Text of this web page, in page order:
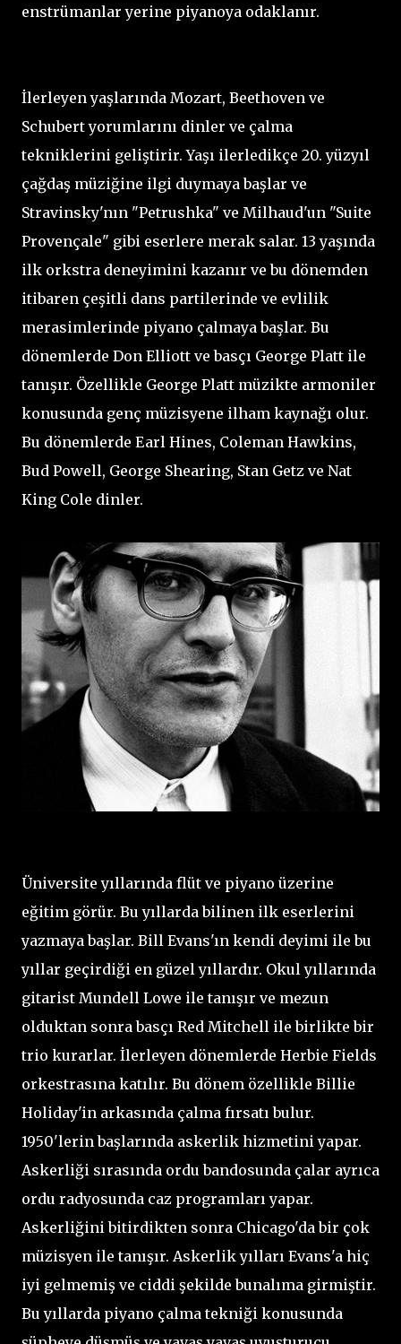
enstrümanlar yerine piyanoya odaklanır.
İlerleyen yaşlarında Mozart, Beethoven ve
Schubert yorumlarını dinler ve çalma
tekniklerini geliştirir. Yaşı ilerledikçe 20. yüzyıl
çağdaş müziğine ilgi duymaya başlar ve
Stravinsky'nın "Petrushka" ve Milhaud'un "Suite
Provençale" gibi eserlere merak salar. 13 yaşında
ilk orkstra deneyimini kazanır ve bu dönemden
itibaren çeşitli dans partilerinde ve evlilik
merasimlerinde piyano çalmaya başlar. Bu
dönemlerde Don Elliott ve basçı George Platt ile
tanışır. Özellikle George Platt müzikte armoniler
konusunda genç müzisyene ilham kaynağı olur.
Bu dönemlerde Earl Hines, Coleman Hawkins,
Bud Powell, George Shearing, Stan Getz ve Nat
King Cole dinler.
Üniversite yıllarında flüt ve piyano üzerine
eğitim görür. Bu yıllarda bilinen ilk eserlerini
yazmaya başlar. Bill Evans'ın kendi deyimi ile bu
yıllar geçirdiği en güzel yıllardır. Okul yıllarında
gitarist Mundell Lowe ile tanışır ve mezun
olduktan sonra basçı Red Mitchell ile birlikte bir
trio kurarlar. İlerleyen dönemlerde Herbie Fields
orkestrasına katılır. Bu dönem özellikle Billie
Holiday'in arkasında çalma fırsatı bulur.
1950'lerin başlarında askerlik hizmetini yapar.
Askerliği sırasında ordu bandosunda çalar ayrıca
ordu radyosunda caz programları yapar.
Askerliğini bitirdikten sonra Chicago'da bir çok
müzisyen ile tanışır. Askerlik yılları Evans'a hiç
iyi gelmemiş ve ciddi şekilde bunalıma girmiştir.
Bu yıllarda piyano çalma tekniği konusunda